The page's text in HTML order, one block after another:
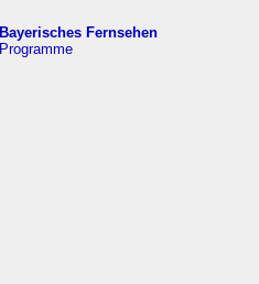
Bayerisches Fernsehen
Programme